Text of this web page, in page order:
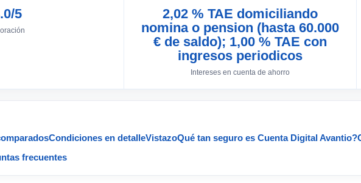
5
2,02 % TAE domiciliando
nomina o pension (hasta 60.000
€ de saldo); 1,00 % TAE con
ingresos periodicos
Intereses en cuenta de ahorro
Condiciones en detalleVistazoQué tan seguro es Cuenta Digital Avantio?
frecuentes